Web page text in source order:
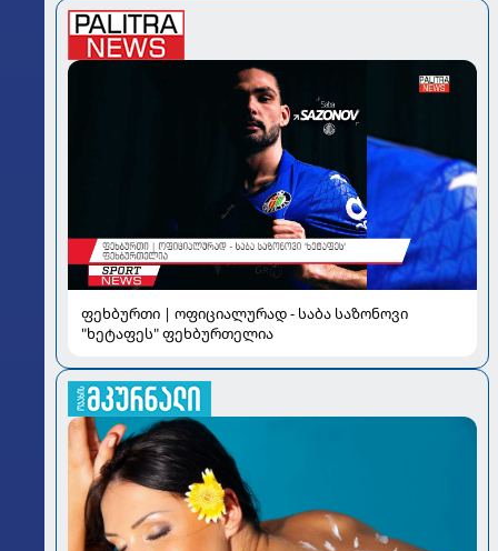
ფეხბურთი | ოფიციალურად - საბა საზონოვი
"ხეტაფეს" ფეხბურთელია